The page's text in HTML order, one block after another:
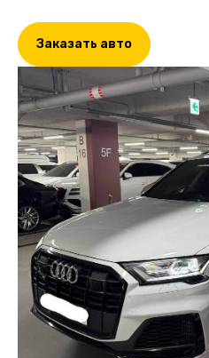
Заказать авто